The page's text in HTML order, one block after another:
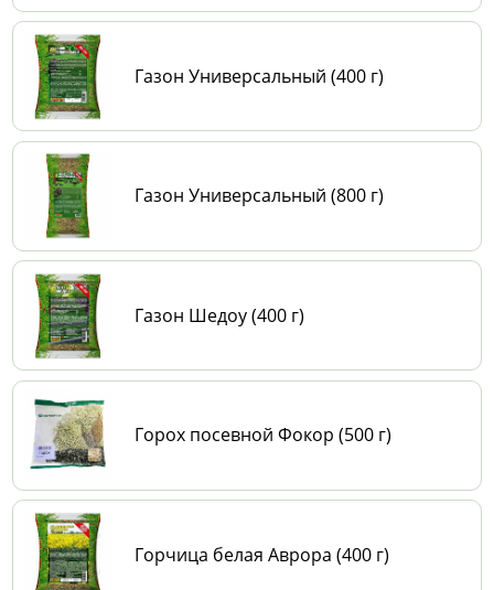
Газон Универсальный (400 г)
Газон Универсальный (800 г)
Газон Шедоу (400 г)
Горох посевной Фокор (500 г)
Горчица белая Аврора (400 г)